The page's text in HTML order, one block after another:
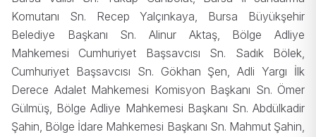
Komutanı Sn. Recep Yalçınkaya, Bursa Büyükşehir
Belediye Başkanı Sn. Alinur Aktaş, Bölge Adliye
Mahkemesi Cumhuriyet Başsavcısı Sn. Sadık Bölek,
Cumhuriyet Başsavcısı Sn. Gökhan Şen, Adli Yargı İlk
Derece Adalet Mahkemesi Komisyon Başkanı Sn. Ömer
Gülmüş, Bölge Adliye Mahkemesi Başkanı Sn. Abdülkadir
Şahin, Bölge İdare Mahkemesi Başkanı Sn. Mahmut Şahin,